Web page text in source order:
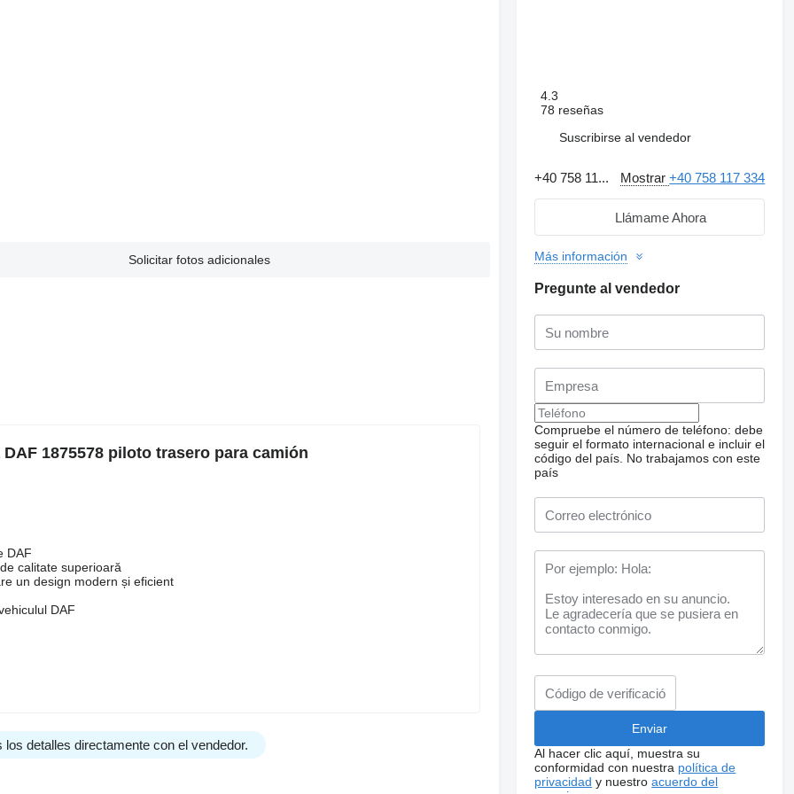
Solicitar fotos adicionales
1875578 piloto trasero para camión
DAF
calitate superioară
un design modern și eficient
DAF
detalles directamente con el vendedor.
4.3
78 reseñas
Suscribirse al vendedor
+40 758 11... Mostrar+40 758 117 334
Llámame Ahora
Más información
Pregunte al vendedor
Compruebe el número de teléfono: debe
seguir el formato internacional e incluir el
código del país. No trabajamos con este
país
Al hacer clic aquí, muestra su
conformidad con nuestra política de
privacidad y nuestroacuerdo del